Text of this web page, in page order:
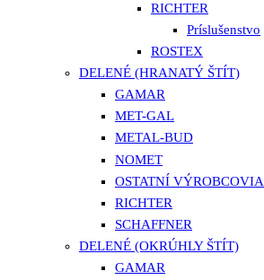
RICHTER
Príslušenstvo
ROSTEX
DELENÉ (HRANATÝ ŠTÍT)
GAMAR
MET-GAL
METAL-BUD
NOMET
OSTATNÍ VÝROBCOVIA
RICHTER
SCHAFFNER
DELENÉ (OKRÚHLY ŠTÍT)
GAMAR